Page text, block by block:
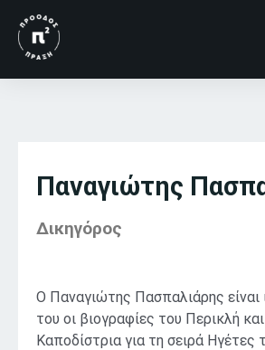
Παναγιώτης
Δικηγόρος
Ο Παναγιώτης Πασπαλιάρης είναι
του οι βιογραφίες του Περικλή
Καποδίστρια για τη σειρά Ηγέτες